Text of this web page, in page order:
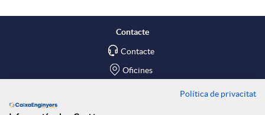
a
c
n
Contacte
Contacte
Oficines
Política de privacitat